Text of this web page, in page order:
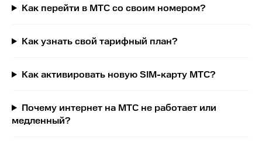
Как перейти в МТС со своим номером?
Как узнать свой тарифный план?
Как активировать новую SIM-карту МТС?
Почему интернет на МТС не работает или
медленный?